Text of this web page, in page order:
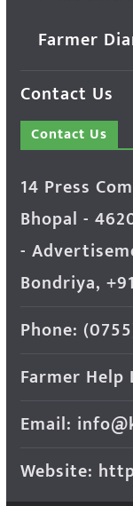
Farmer
Contact Us
Contact Us
14 Press
Bhopal -
-
Bondriya,
Phone:
Farmer Help
Email:
Website: